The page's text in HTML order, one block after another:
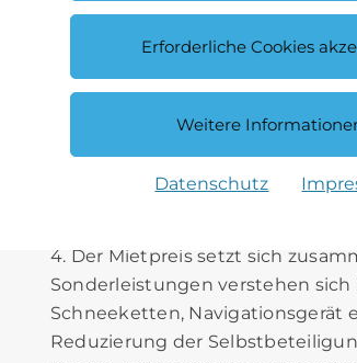
Erforderliche Cookies
Weitere
Datenschutz
1. Der Mietpreis richtet sich
gemietetes Zubehör.
2. Sondertarife gelten nur für
diese zusätzlichen Tage der
3. Wird das Fahrzeug nicht an
so ist der Mieter dem Vermieter
4. Der Mietpreis setzt sich
Sonderleistungen verstehen sich
Schneeketten, Navigationsgerät
Reduzierung der